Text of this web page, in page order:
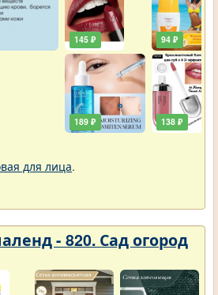
145 ₽
189 ₽
94 ₽
138 ₽
для лица.
- 820. Сад огород